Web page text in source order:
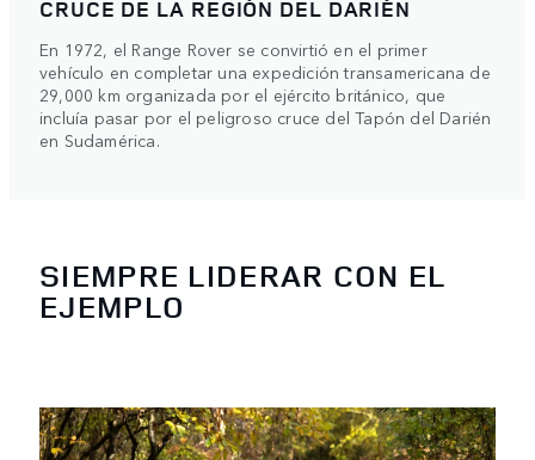
CRUCE DE LA REGIÓN DEL DARIÉN
En 1972, el Range Rover se convirtió en el primer
vehículo en completar una expedición transamericana de
29,000 km organizada por el ejército británico, que
incluía pasar por el peligroso cruce del Tapón del Darién
en Sudamérica.
SIEMPRE LIDERAR CON EL
EJEMPLO